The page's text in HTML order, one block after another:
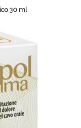
30 ml
al 40% valido